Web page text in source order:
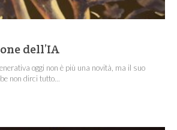
dell’IA
oggi non è più una novità, ma il suo
non dirci tutto...